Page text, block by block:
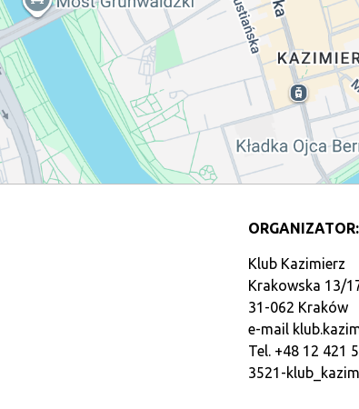
ORGANIZATOR:
Klub Kazimierz
Krakowska 13/
31-062 Kraków
e-mail
Tel. +48 12 421
3521-